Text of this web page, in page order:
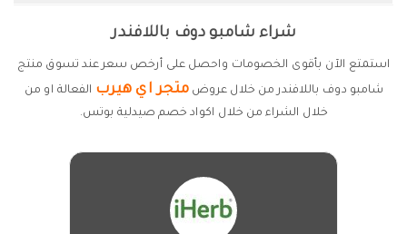
شراء شامبو دوف باللافندر
استمتع الآن بأقوى الخصومات واحصل على أرخص سعر عند تسوق منتج
شامبو دوف باللافندر من خلال عروضمتجر اي هيرب الفعالة او من
خلال الشراء من خلال اكواد خصم صيدلية بوتس.